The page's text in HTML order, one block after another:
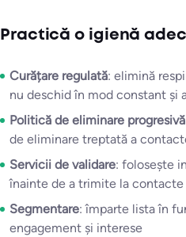
Practică o igienă
Curățare regulată: elimină
nu deschid în mod constant și
Politică de eliminare progresivă
de eliminare treptată a
Servicii de validare: folosește
înainte de a trimite la contacte
Segmentare: împarte lista în
engagement și interese